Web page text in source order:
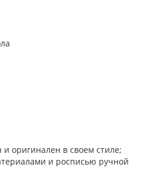
оригинален в своем стиле;
и росписью ручной